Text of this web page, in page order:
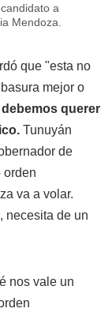
a
Mendoza.
que "esta no
mejor o
debemos querer
Tunuyán
de
orden
va a volar.
necesita de un
nos vale un